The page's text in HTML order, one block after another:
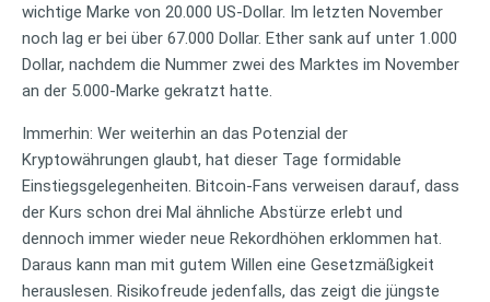
wichtige Marke von 20.000 US-Dollar. Im letzten November
noch lag er bei über 67.000 Dollar. Ether sank auf unter 1.000
Dollar, nachdem die Nummer zwei des Marktes im November
an der 5.000-Marke gekratzt hatte.
Immerhin: Wer weiterhin an das Potenzial der
Kryptowährungen glaubt, hat dieser Tage formidable
Einstiegsgelegenheiten. Bitcoin-Fans verweisen darauf, dass
der Kurs schon drei Mal ähnliche Abstürze erlebt und
dennoch immer wieder neue Rekordhöhen erklommen hat.
Daraus kann man mit gutem Willen eine Gesetzmäßigkeit
herauslesen. Risikofreude jedenfalls, das zeigt die jüngste